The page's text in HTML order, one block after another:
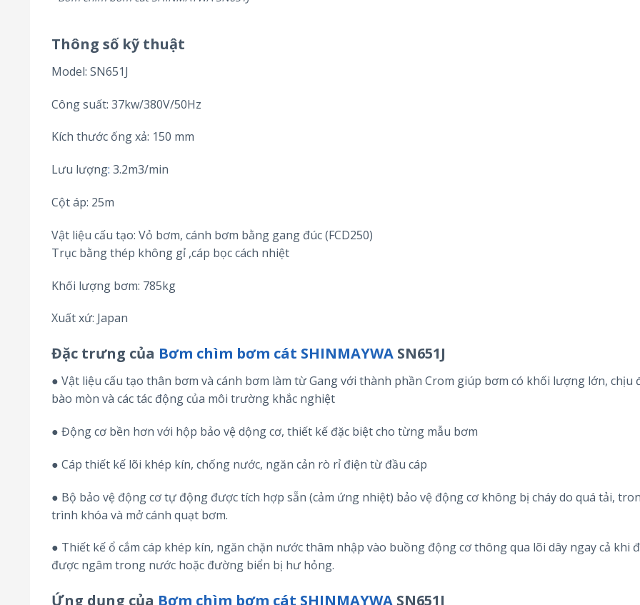
Thông số kỹ thuật
Model: SN651J
Công suất: 37kw/380V/50Hz
Kích thước ống xả: 150 mm
Lưu lượng: 3.2m3/min
Cột áp: 25m
Vật liệu cấu tạo: Vỏ bơm, cánh bơm bằng gang đúc (FCD250)
Trục bằng thép không gỉ ,cáp bọc cách nhiệt
Khối lượng bơm: 785kg
Xuất xứ: Japan
Đặc trưng của Bơm chìm bơm cát SHINMAYWA SN651J
● Vật liệu cấu tạo thân bơm và cánh bơm làm từ Gang với thành phần Crom giúp bơm có khối lượng lớn, chịu
bào mòn và các tác động của môi trường khắc nghiệt
● Động cơ bền hơn với hộp bảo vệ dộng cơ, thiết kế đặc biệt cho từng mẫu bơm
● Cáp thiết kế lõi khép kín, chống nước, ngăn cản rò rỉ điện từ đầu cáp
● Bộ bảo vệ động cơ tự động được tích hợp sẵn (cảm ứng nhiệt) bảo vệ động cơ không bị cháy do quá tải,
trình khóa và mở cánh quạt bơm.
● Thiết kế ổ cắm cáp khép kín, ngăn chặn nước thâm nhập vào buồng động cơ thông qua lõi dây ngay cả khi
được ngâm trong nước hoặc đường biển bị hư hỏng.
Ứng dụng của Bơm chìm bơm cát SHINMAYWA SN651J